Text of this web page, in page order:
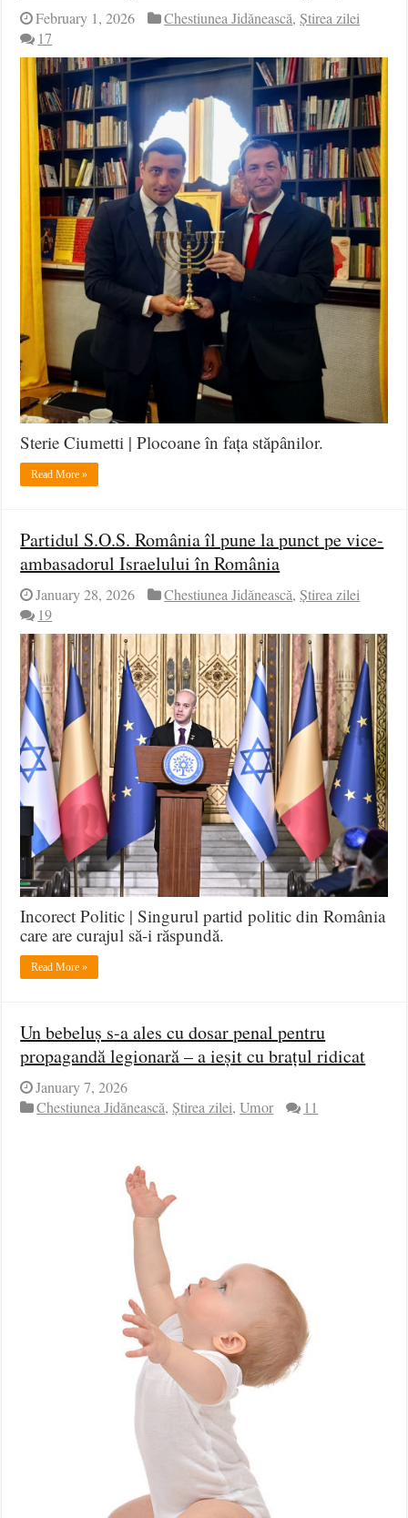
February 1, 2026 Chestiunea Jidănească,Știrea zilei
17
Sterie Ciumetti | Plocoane în fața stăpânilor.
Read More »
Partidul S.O.S. România îl pune la punct pe vice-
ambasadorul Israelului în România
January 28, 2026 Chestiunea Jidănească,Știrea zilei
19
Incorect Politic | Singurul partid politic din România
care are curajul să-i răspundă.
Read More »
Un bebeluș s-a ales cu dosar penal pentru
propagandă legionară – a ieșit cu brațul ridicat
January 7, 2026
Chestiunea Jidănească,Știrea zilei,Umor 11